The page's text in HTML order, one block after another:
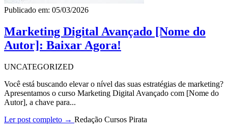
Publicado em: 05/03/2026
Marketing Digital Avançado [Nome do
Autor]: Baixar Agora!
UNCATEGORIZED
Você está buscando elevar o nível das suas estratégias de marketing?
Apresentamos o curso Marketing Digital Avançado com [Nome do
Autor], a chave para...
Ler post completo → Redação Cursos Pirata